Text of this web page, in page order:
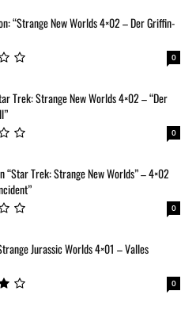
“Strange New Worlds 4×02 – Der Griffin-
0
Trek: Strange New Worlds 4×02 – “Der
0
“Star Trek: Strange New Worlds” – 4×02
0
Jurassic Worlds 4×01 – Valles
0